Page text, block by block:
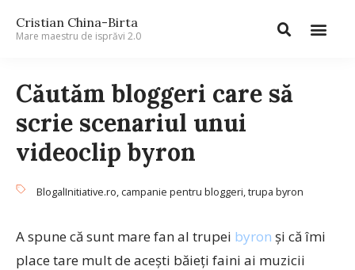
Cristian China-Birta
Mare maestru de isprăvi 2.0
Căutăm bloggeri care să
scrie scenariul unui
videoclip byron
BlogalInitiative.ro, campanie pentru bloggeri,trupa byron
A spune că sunt mare fan al trupei byron și că îmi
place tare mult de acești băieți faini ai muzicii